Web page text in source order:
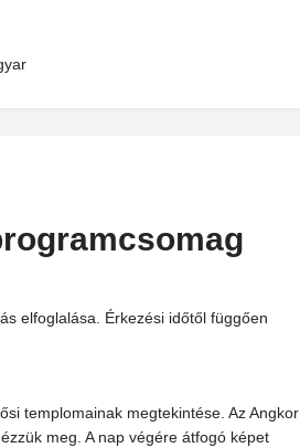
elfoglalása. Érkezési időtől függően
templomainak megtekintése. Az Angkor
meg. A nap végére átfogó képet